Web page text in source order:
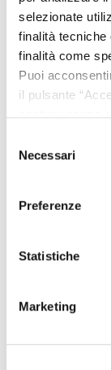
selezionate
finalità tecniche
finalità come
Puoi
il pulsante
delNecessari
Preferenze
Statistiche
Marketing
Vita di Ettore
Ascolta